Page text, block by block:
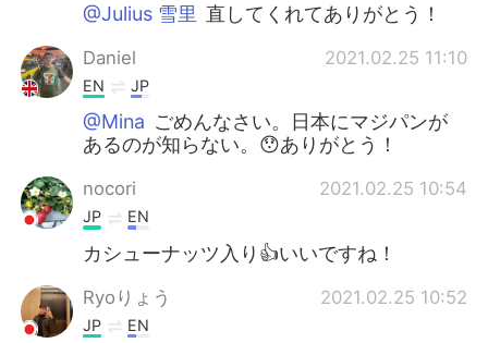
@Julius 雪里 直してくれてありがとう！
Daniel 2021.02.25 11:10
EN JP
@Mina ごめんなさい。日本にマジパンが
あるのが知らない。😯ありがとう！
nocori 2021.02.25 10:54
JP EN
カシューナッツ入り👍いいですね！
Ryoりょう 2021.02.25 10:52
JP EN